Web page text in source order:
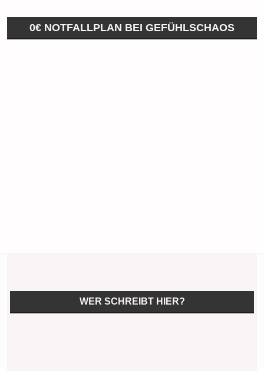
0€ NOTFALLPLAN BEI GEFÜHLSCHAOS
WER SCHREIBT HIER?